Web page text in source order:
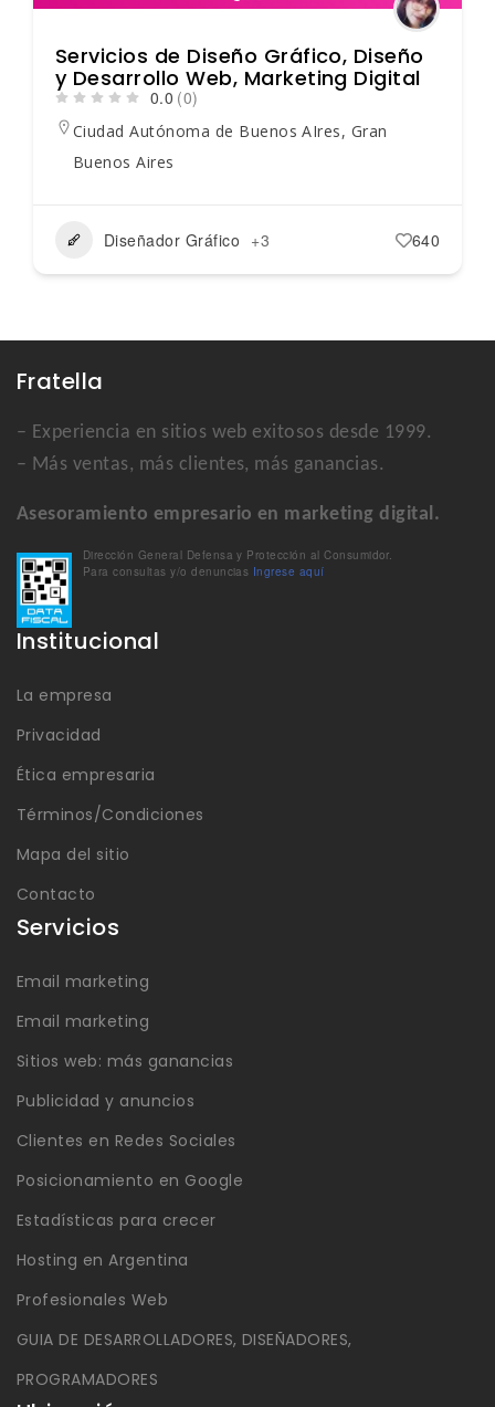
Servicios de Diseño Gráfico, Diseño
y Desarrollo Web, Marketing Digital
0.0 (0)
Ciudad Autónoma de Buenos AIres, Gran
Buenos Aires
Diseñador Gráfico +3 640
Fratella
– Experiencia en sitios web exitosos desde 1999.
– Más ventas, más clientes, más ganancias.
Asesoramiento empresario en marketing digital.
Dirección General Defensa y Protección al Consumidor.
Para consultas y/o denuncias Ingrese aquí
Institucional
La empresa
Privacidad
Ética empresaria
Términos/Condiciones
Mapa del sitio
Contacto
Servicios
Email marketing
Email marketing
Sitios web: más ganancias
Publicidad y anuncios
Clientes en Redes Sociales
Posicionamiento en Google
Estadísticas para crecer
Hosting en Argentina
Profesionales Web
GUIA DE DESARROLLADORES, DISEÑADORES,
PROGRAMADORES